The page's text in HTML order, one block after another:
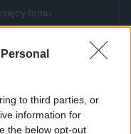
to third parties, or
information for
the below opt-out
temu